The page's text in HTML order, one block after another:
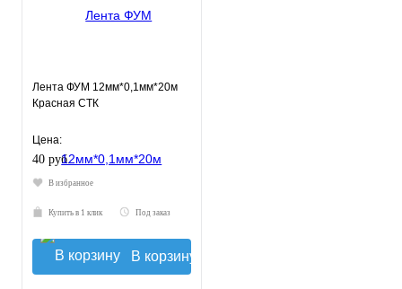
Лента ФУМ 12мм*0,1мм*20м
Красная СТК
Цена:
40 руб.
В избранное
Купить в 1 клик Под заказ
В корзину